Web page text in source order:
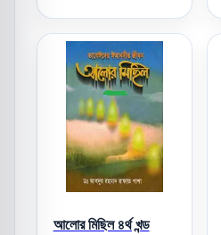
আলোর মিছিল ৪র্থ খন্ড